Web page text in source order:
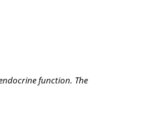
function. The